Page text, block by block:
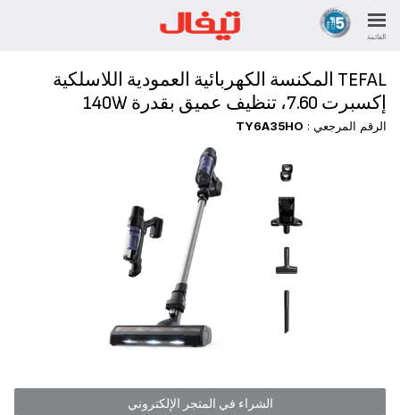
القائمة
TEFAL المكنسة الكهربائية العمودية اللاسلكية
إكسبرت 7.60، تنظيف عميق بقدرة 140W
الرقم المرجعي : TY6A35HO
الشراء في المتجر الإلكتروني